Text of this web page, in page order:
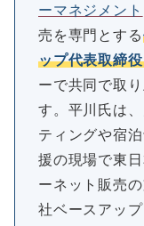
ーマネジメント
売を専門とする
ップ代表取締
ーで共同で取
す。平川氏は
ティングや宿
援の現場で東
ーネット販売
社ベースアッ